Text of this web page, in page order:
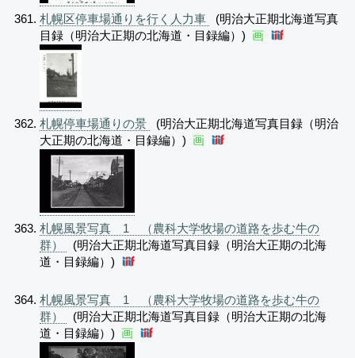
札幌区停車場通りを行く人力車
(明治大正期北海道写真
目録（明治大正期の北海道・目録編）) 画
札幌停車場通りの景
(明治大正期北海道写真目録（明治
大正期の北海道・目録編）) 画
札幌風景写真 1 （農科大学牧場の道路を歩む牛の
群）
(明治大正期北海道写真目録（明治大正期の北海
道・目録編）)
札幌風景写真 1 （農科大学牧場の道路を歩む牛の
群）
(明治大正期北海道写真目録（明治大正期の北海
道・目録編）) 画